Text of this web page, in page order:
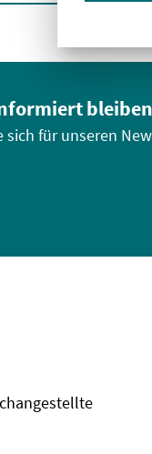
bleiben
sich für unseren